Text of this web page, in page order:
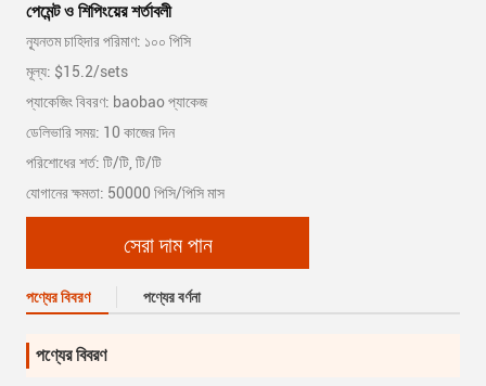
পেমেন্ট ও শিপিংয়ের শর্তাবলী
ন্যূনতম চাহিদার পরিমাণ: ১০০ পিসি
মূল্য: $15.2/sets
প্যাকেজিং বিবরণ: baobao প্যাকেজ
ডেলিভারি সময়: 10 কাজের দিন
পরিশোধের শর্ত: টি/টি, টি/টি
যোগানের ক্ষমতা: 50000 পিসি/পিসি মাস
সেরা দাম পান
পণ্যের বিবরণ পণ্যের বর্ণনা
পণ্যের বিবরণ